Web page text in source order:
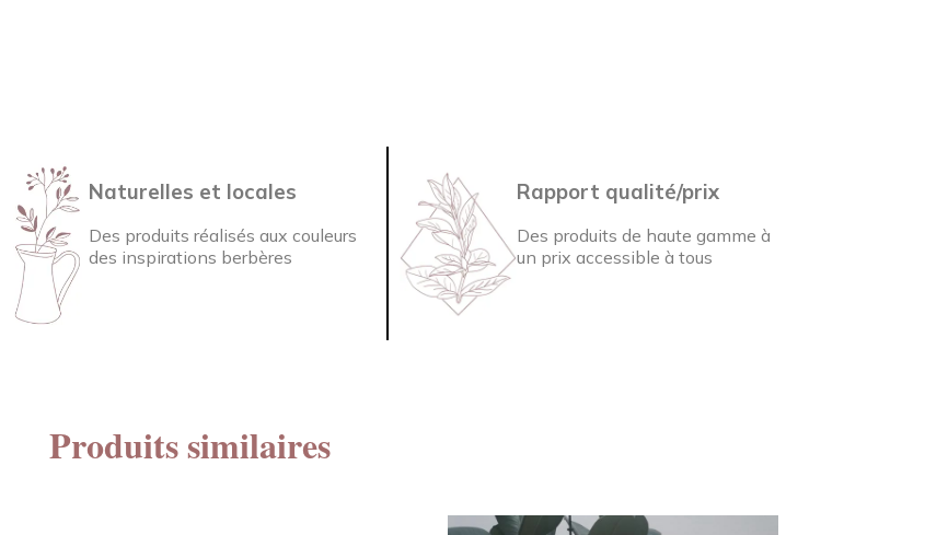
Naturelles et locales
Des produits réalisés aux couleurs
des inspirations berbères
Rapport qualité/prix
Des produits de haute gamme à
un prix accessible à tous
Produits similaires